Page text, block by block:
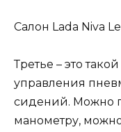
Салон Lada Niva
Третье – это
управления
сидений. Можно
манометру,